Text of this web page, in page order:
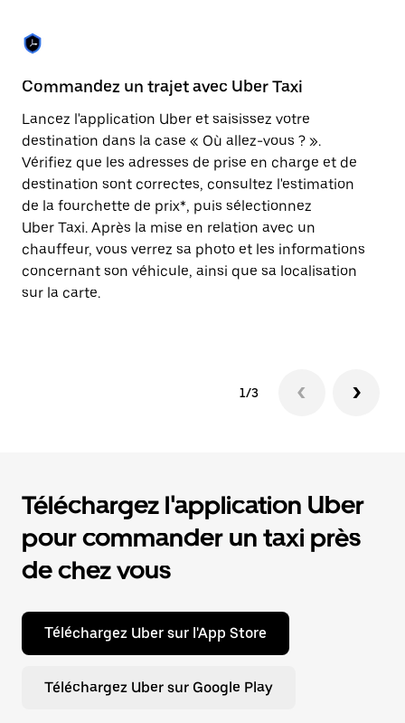
pour
fermer
calendrier.
Commandez un trajet avec Uber Taxi
Lancez l'application Uber et saisissez votre
destination dans la case « Où allez-vous ? ».
Vérifiez que les adresses de prise en charge et de
destination sont correctes, consultez l'estimation
de la fourchette de prix*, puis sélectionnez
Uber Taxi. Après la mise en relation avec un
chauffeur, vous verrez sa photo et les informations
concernant son véhicule, ainsi que sa localisation
sur la carte.
1/3
Téléchargez l'application Uber
pour commander un taxi près
de chez vous
Téléchargez Uber sur l'App Store
Téléchargez Uber sur Google Play